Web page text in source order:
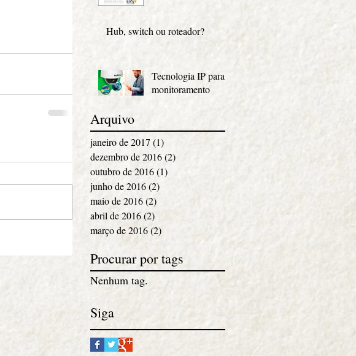
Hub, switch ou roteador?
Tecnologia IP para
monitoramento
Arquivo
janeiro de 2017(1)
dezembro de 2016(2)
outubro de 2016(1)
junho de 2016(2)
maio de 2016(2)
abril de 2016(2)
março de 2016(2)
Procurar por tags
Nenhum tag.
Siga